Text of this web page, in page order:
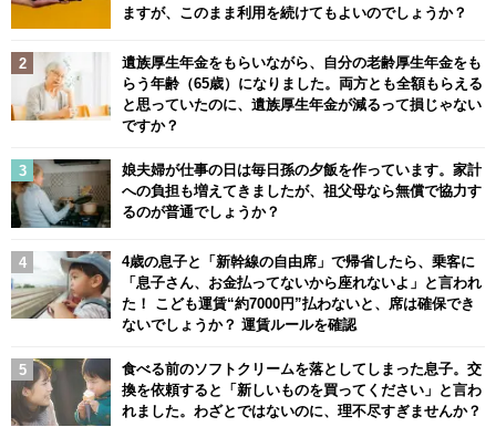
ますが、このまま利用を続けてもよいのでしょうか？
遺族厚生年金をもらいながら、自分の老齢厚生年金をも
らう年齢（65歳）になりました。両方とも全額もらえる
と思っていたのに、遺族厚生年金が減るって損じゃない
ですか？
娘夫婦が仕事の日は毎日孫の夕飯を作っています。家計
への負担も増えてきましたが、祖父母なら無償で協力す
るのが普通でしょうか？
4歳の息子と「新幹線の自由席」で帰省したら、乗客に
「息子さん、お金払ってないから座れないよ」と言われ
た！ こども運賃“約7000円”払わないと、席は確保でき
ないでしょうか？ 運賃ルールを確認
食べる前のソフトクリームを落としてしまった息子。交
換を依頼すると「新しいものを買ってください」と言わ
れました。わざとではないのに、理不尽すぎませんか？